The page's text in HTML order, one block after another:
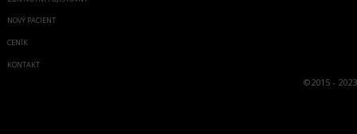
NOVÝ PACIENT
CENÍK
KONTAKT
©2015 - 2023